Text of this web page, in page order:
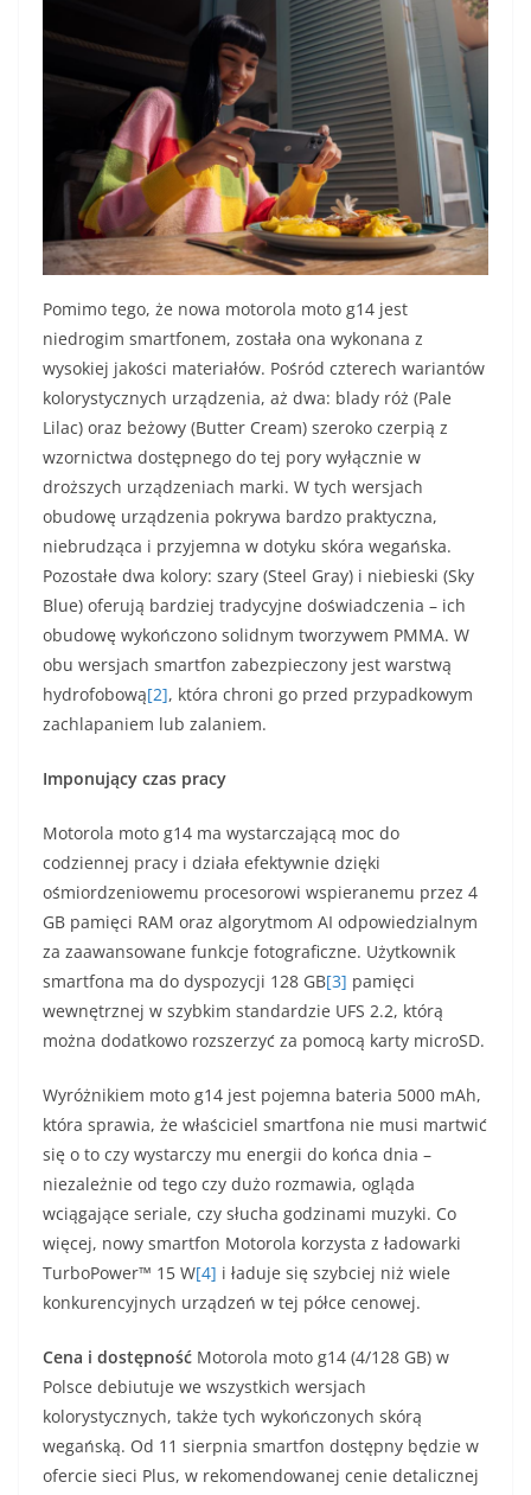
Pomimo tego, że nowa motorola moto g14 jest
niedrogim smartfonem, została ona wykonana z
wysokiej jakości materiałów. Pośród czterech wariantów
kolorystycznych urządzenia, aż dwa: blady róż (Pale
Lilac) oraz beżowy (Butter Cream) szeroko czerpią z
wzornictwa dostępnego do tej pory wyłącznie w
droższych urządzeniach marki. W tych wersjach
obudowę urządzenia pokrywa bardzo praktyczna,
niebrudząca i przyjemna w dotyku skóra wegańska.
Pozostałe dwa kolory: szary (Steel Gray) i niebieski (Sky
Blue) oferują bardziej tradycyjne doświadczenia – ich
obudowę wykończono solidnym tworzywem PMMA. W
obu wersjach smartfon zabezpieczony jest warstwą
hydrofobową[2], która chroni go przed przypadkowym
zachlapaniem lub zalaniem.
Imponujący czas pracy
Motorola moto g14 ma wystarczającą moc do
codziennej pracy i działa efektywnie dzięki
ośmiordzeniowemu procesorowi wspieranemu przez 4
GB pamięci RAM oraz algorytmom AI odpowiedzialnym
za zaawansowane funkcje fotograficzne. Użytkownik
smartfona ma do dyspozycji 128 GB[3] pamięci
wewnętrznej w szybkim standardzie UFS 2.2, którą
można dodatkowo rozszerzyć za pomocą karty microSD.
Wyróżnikiem moto g14 jest pojemna bateria 5000 mAh,
która sprawia, że właściciel smartfona nie musi martwić
się o to czy wystarczy mu energii do końca dnia –
niezależnie od tego czy dużo rozmawia, ogląda
wciągające seriale, czy słucha godzinami muzyki. Co
więcej, nowy smartfon Motorola korzysta z ładowarki
TurboPower™ 15 W[4] i ładuje się szybciej niż wiele
konkurencyjnych urządzeń w tej półce cenowej.
Cena i dostępność Motorola moto g14 (4/128 GB) w
Polsce debiutuje we wszystkich wersjach
kolorystycznych, także tych wykończonych skórą
wegańską. Od 11 sierpnia smartfon dostępny będzie w
ofercie sieci Plus, w rekomendowanej cenie detalicznej